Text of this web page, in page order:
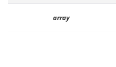
array